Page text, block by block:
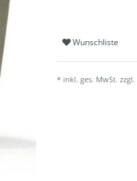
Wunschliste
* inkl. ges. MwSt. zzgl.